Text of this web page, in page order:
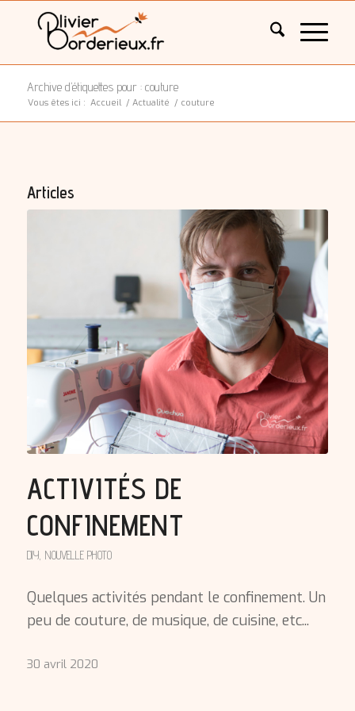
Archive d’étiquettes pour : couture
Vous êtes ici : Accueil / Actualité / couture
Articles
ACTIVITÉS DE
CONFINEMENT
DIY, NOUVELLE PHOTO
Quelques activités pendant le confinement. Un
peu de couture, de musique, de cuisine, etc...
30 avril 2020